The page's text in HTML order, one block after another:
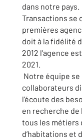
dans notre
Transactions se
premières
doit à la fidélité
2012 l'agence
2021.
Notre équipe
collaborateurs
l’écoute des
en recherche
tous les métiers
d’habitations et